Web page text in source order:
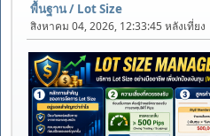
พื้นฐาน/ Lot Size
สิงหาคม 04, 2026, 12:33:45 หลังเที่ยง